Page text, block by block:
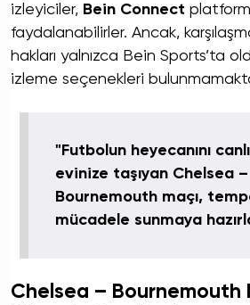
izleyiciler, Bein Connect
faydalanabilirler. Ancak,
hakları yalnızca Bein Sports’ta
izleme seçenekleri
"Futbolun heyecanını
evinize taşıyan Chelsea –
Bournemouth maçı,
mücadele sunmaya
Chelsea – Bournemouth